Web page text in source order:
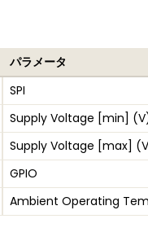
パラメータ
SPI
Supply Voltage [min]
Supply Voltage [max]
GPIO
Ambient Operating